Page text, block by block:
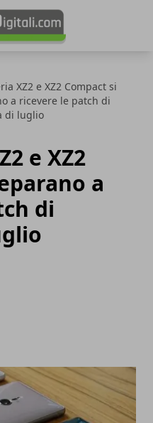
XZ2 e XZ2 Compact si
a ricevere le patch di
di luglio
e XZ2
a
di